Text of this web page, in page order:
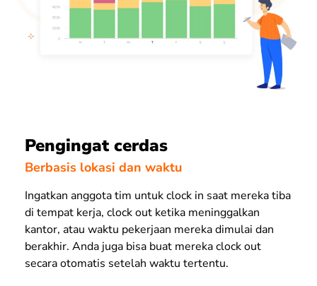
Pengingat cerdas
Berbasis lokasi dan waktu
Ingatkan anggota tim untuk clock in saat mereka tiba
di tempat kerja, clock out ketika meninggalkan
kantor, atau waktu pekerjaan mereka dimulai dan
berakhir. Anda juga bisa buat mereka clock out
secara otomatis setelah waktu tertentu.